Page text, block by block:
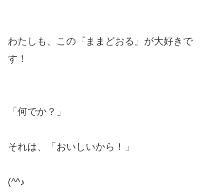
わたしも、この『ままどおる』が大好きで
す！
「何でか？」
それは、「おいしいから！」
(^^♪